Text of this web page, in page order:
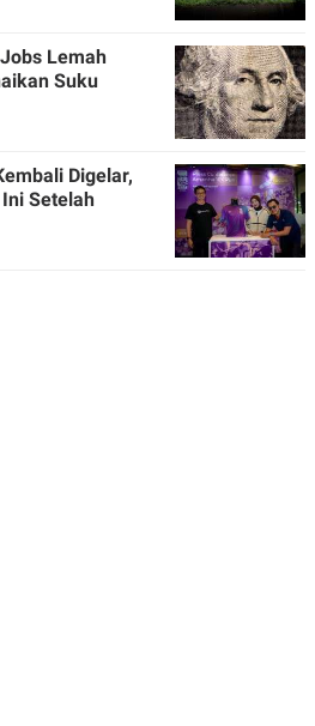
Lemah
Suku
Digelar,
Setelah